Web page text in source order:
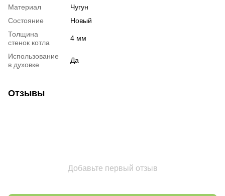
Материал
Чугун
Состояние
Новый
Толщина
стенок котла
4 мм
Использование
в духовке
Да
Отзывы
Добавьте первый отзыв